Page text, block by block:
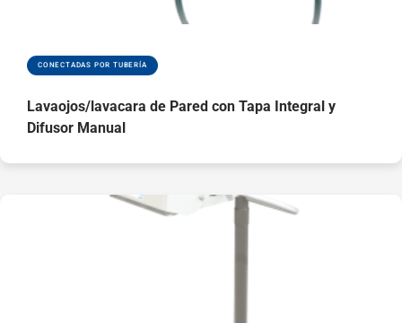
CONECTADAS POR TUBERÍA
Lavaojos/lavacara de Pared con Tapa Integral y
Difusor Manual